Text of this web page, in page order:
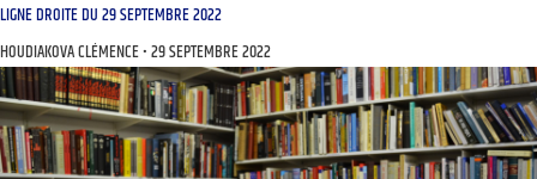
LIGNE DROITE DU 29 SEPTEMBRE 2022
HOUDIAKOVA CLÉMENCE 29 SEPTEMBRE 2022